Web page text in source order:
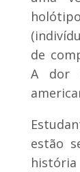
de
A dor
estão